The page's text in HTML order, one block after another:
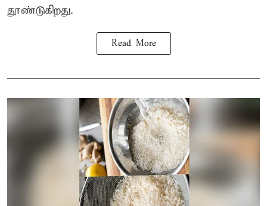
தூண்டுகிறது.
Read More